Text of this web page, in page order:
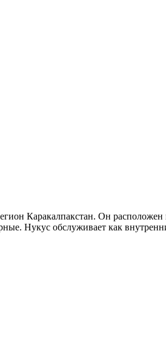
Каракалпакстан. Он
Нукус обслуживает как